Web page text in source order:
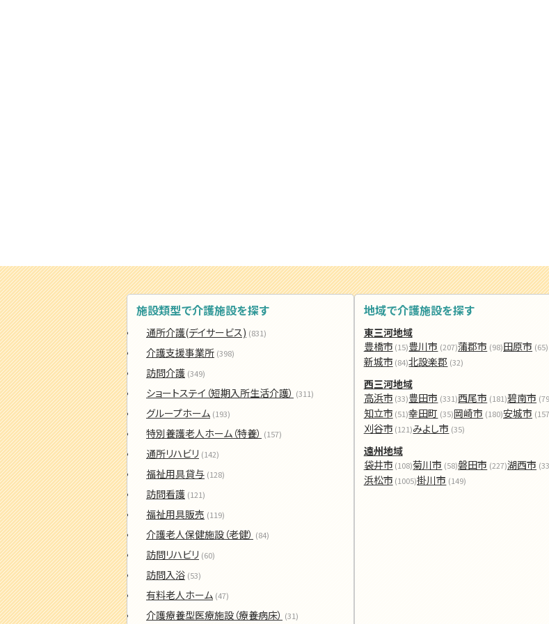
施設類型で介護施設を探す
通所介護(デイサービス) (831)
介護支援事業所 (398)
訪問介護 (349)
ショートステイ（短期入所生活介護） (311)
グループホーム (193)
特別養護老人ホーム（特養） (157)
通所リハビリ (142)
福祉用具貸与 (128)
訪問看護 (121)
福祉用具販売 (119)
介護老人保健施設（老健） (84)
訪問リハビリ (60)
訪問入浴 (53)
有料老人ホーム (47)
介護療養型医療施設（療養病床） (31)
地域で介護施設を探す
東三河地域
豊橋市 (15)豊川市 (207)蒲郡市 (98)田原市 (65)
新城市 (84)北設楽郡 (32)
西三河地域
高浜市 (33)豊田市 (331)西尾市 (181)碧南市
知立市 (51)幸田町 (35)岡崎市 (180)安城市
刈谷市 (121)みよし市 (35)
遠州地域
袋井市 (108)菊川市 (58)磐田市 (227)湖西市
浜松市 (1005)掛川市 (149)